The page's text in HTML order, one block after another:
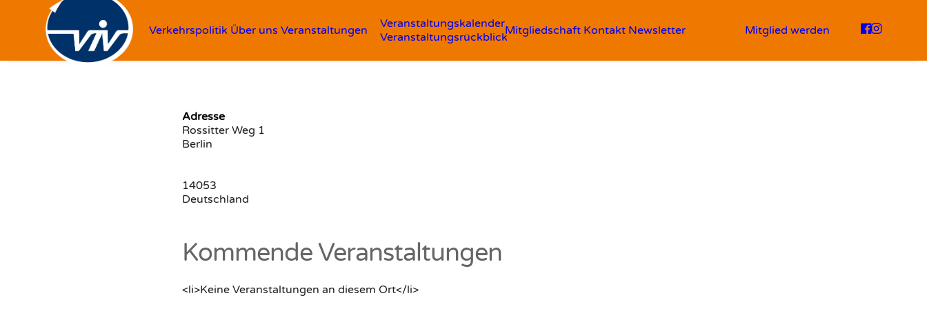
Verkehrspolitik Über uns Veranstaltungen
Veranstaltungskalender
VeranstaltungsrückblickMitgliedschaft Kontakt Newsletter Mitglied werden
Adresse
Rossitter Weg 1
Berlin
14053
Deutschland
Kommende Veranstaltungen
<li>Keine Veranstaltungen an diesem Ort</li>